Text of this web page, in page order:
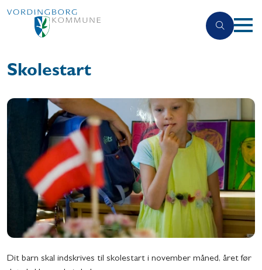
Skolestart
Dit barn skal indskrives til skolestart i november måned, året før